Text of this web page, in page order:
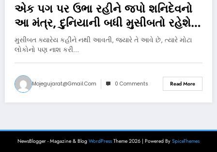
એક પગ પર ઉભા રહીને જપો શનિદેવનો
આ મંત્ર, દુનિયાની બધી મુસીબતો રહેશે
દુર
મુસીબત ક્યારેય કહીને નથી આવતી, જ્યારે તે આવે છે, ત્યારે મોટા
લોકોનો પણ નાશ કરી…
Mojegujarat@gmail.com 0 Comments Read More
NewsBlogger - Magazine & Blog WordPress Theme 2026 | Powered By SpiceThemes